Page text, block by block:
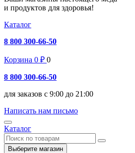
и продуктов для здоровья!
Каталог
8 800 300-66-50
Корзина 0 ₽ 0
8 800 300-66-50
для заказов с 9:00 до 21:00
Написать нам письмо
Каталог
Выберите магазин